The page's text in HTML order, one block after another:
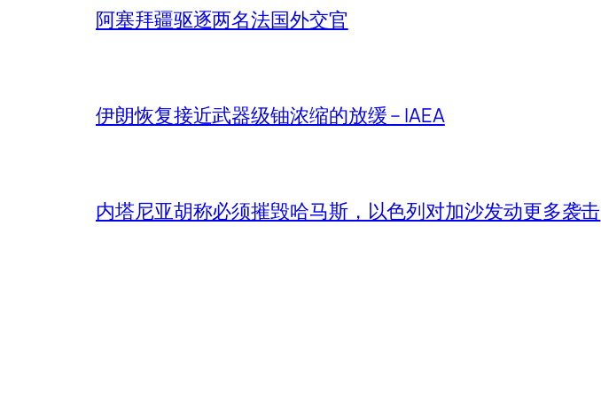
阿塞拜疆驱逐两名法国外交官
伊朗恢复接近武器级铀浓缩的放缓 – IAEA
内塔尼亚胡称必须摧毁哈马斯，以色列对加沙发动更多袭击